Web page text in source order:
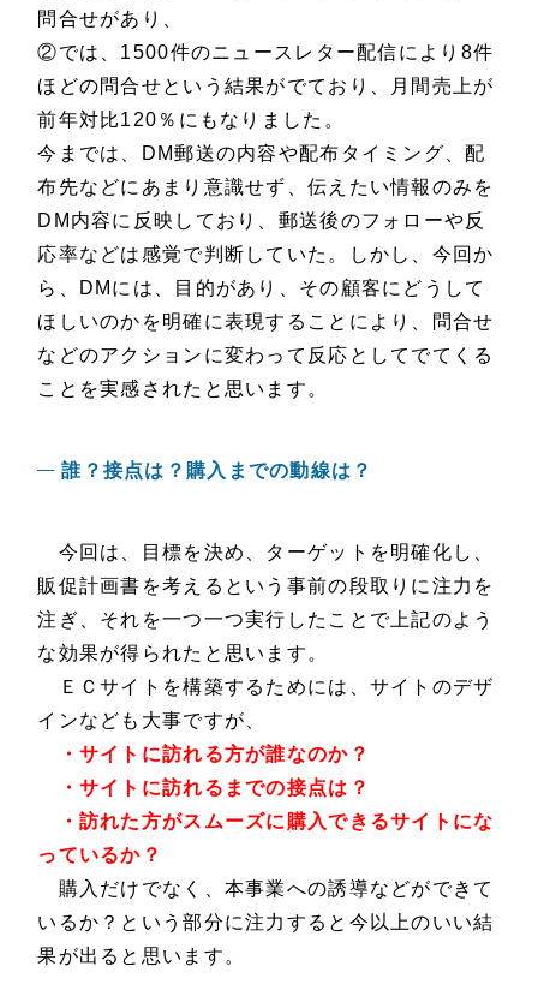
問合せがあり、
②では、1500件のニュースレター配信により8件
ほどの問合せという結果がでており、月間売上が
前年対比120％にもなりました。
今までは、DM郵送の内容や配布タイミング、配
布先などにあまり意識せず、伝えたい情報のみを
DM内容に反映しており、郵送後のフォローや反
応率などは感覚で判断していた。しかし、今回か
ら、DMには、目的があり、その顧客にどうして
ほしいのかを明確に表現することにより、問合せ
などのアクションに変わって反応としてでてくる
ことを実感されたと思います。
誰？接点は？購入までの動線は？
今回は、目標を決め、ターゲットを明確化し、
販促計画書を考えるという事前の段取りに注力を
注ぎ、それを一つ一つ実行したことで上記のよう
な効果が得られたと思います。
ＥＣサイトを構築するためには、サイトのデザ
インなども大事ですが、
・サイトに訪れる方が誰なのか？
・サイトに訪れるまでの接点は？
・訪れた方がスムーズに購入できるサイトにな
っているか？
購入だけでなく、本事業への誘導などができて
いるか？という部分に注力すると今以上のいい結
果が出ると思います。